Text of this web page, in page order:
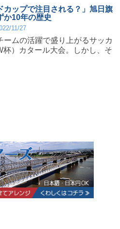
カップで注目される？」旭日旗
か10年の歴史
11/27
ームの活躍で盛り上がるサッカ
杯）カタール大会。しかし、そ